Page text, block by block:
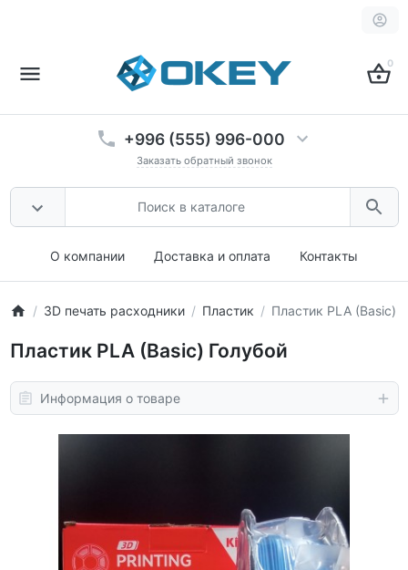
0
+996 (555) 996-000
Заказать обратный звонок
О компании Доставка и оплата Контакты
3D печать расходники Пластик Пластик PLA (Basic)
Пластик PLA (Basic) Голубой
Информация о товаре